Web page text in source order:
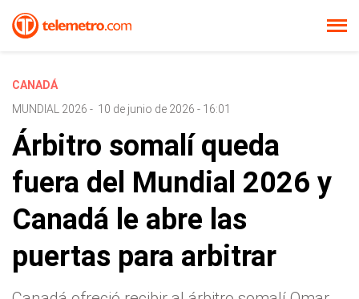
CANADÁ
MUNDIAL 2026 - 10 de junio de 2026 - 16:01
Árbitro somalí queda
fuera del Mundial 2026 y
Canadá le abre las
puertas para arbitrar